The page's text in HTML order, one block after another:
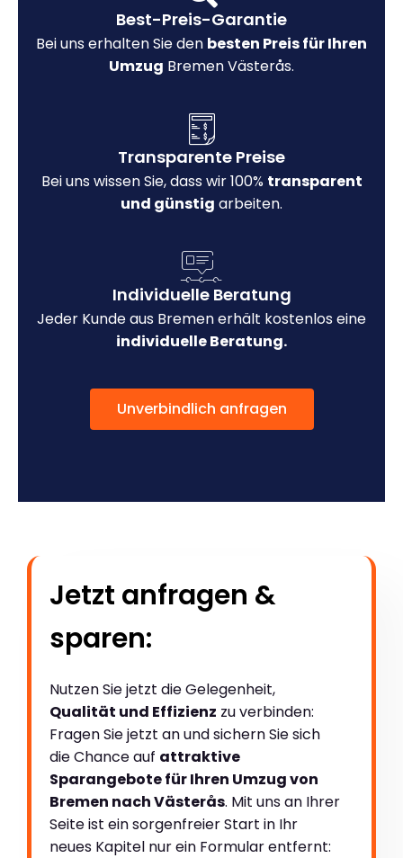
Best-Preis-Garantie
Bei uns erhalten Sie den besten Preis für Ihren
Umzug Bremen Västerås.
Transparente Preise
Bei uns wissen Sie, dass wir 100% transparent
und günstig arbeiten.
Individuelle Beratung
Jeder Kunde aus Bremen erhält kostenlos eine
individuelle Beratung.
Unverbindlich anfragen
Jetzt anfragen &
sparen:
Nutzen Sie jetzt die Gelegenheit,
Qualität und Effizienz zu verbinden:
Fragen Sie jetzt an und sichern Sie sich
die Chance auf attraktive
Sparangebote für Ihren Umzug von
Bremen nach Västerås. Mit uns an Ihrer
Seite ist ein sorgenfreier Start in Ihr
neues Kapitel nur ein Formular entfernt: